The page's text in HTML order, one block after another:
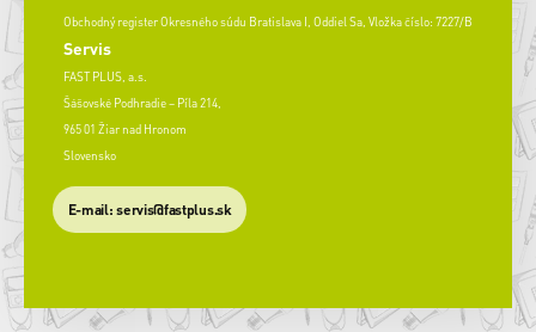
Obchodný register Okresného súdu Bratislava I, Oddiel Sa, Vložka číslo: 7227/B
Servis
FAST PLUS, a.s.
Šášovské Podhradie – Píla 214,
965 01 Žiar nad Hronom
Slovensko
​E-mail: servis@fastplus.sk